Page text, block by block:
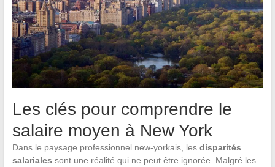
Les clés pour comprendre le
salaire moyen à New York
Dans le paysage professionnel new-yorkais, les disparités
salariales sont une réalité qui ne peut être ignorée. Malgré les